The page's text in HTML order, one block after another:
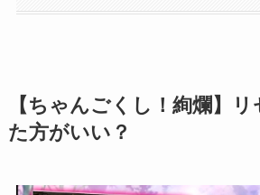
【ちゃんごくし！絢爛】
た方がいい？